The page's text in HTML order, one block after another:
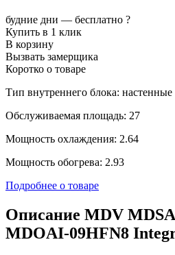
будние дни — бесплатно ?
Купить в 1 клик
В корзину
Вызвать замерщика
Коротко о товаре
Тип внутреннего блока: настенные
Обслуживаемая площадь: 27
Мощность охлаждения: 2.64
Мощность обогрева: 2.93
Подробнее о товаре
Описание MDV
MDOAI-09HFN8